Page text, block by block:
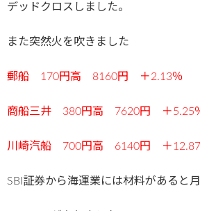
デッドクロスしました。
また突然火を吹きました
郵船 170円高 8160円 ＋2.13％
商船三井 380円高 7620円 ＋5.25
川崎汽船 700円高 6140円 ＋12.87
SBI証券から海運業には材料があると